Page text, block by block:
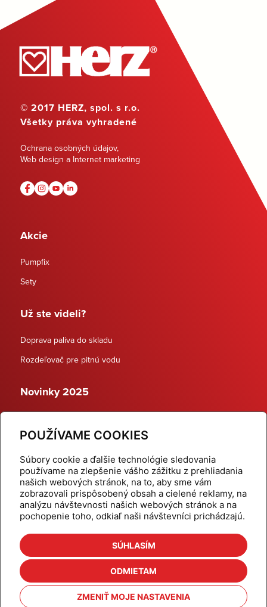
POUŽÍVAME COOKIES
Súbory cookie a ďalšie technológie sledovania
používame na zlepšenie vášho zážitku z prehliadania
našich webových stránok, na to, aby sme vám
zobrazovali prispôsobený obsah a cielené reklamy, na
analýzu návštevnosti našich webových stránok a na
pochopenie toho, odkiaľ naši návštevníci prichádzajú.
SÚHLASÍM
ODMIETAM
ZMENIŤ MOJE NASTAVENIA
© 2017 HERZ, spol. s r.o.
Všetky práva vyhradené
Ochrana osobných údajov,
Web design a Internet marketing
Akcie
Pumpfix
Sety
Už ste videli?
Doprava paliva do skladu
Rozdeľovač pre pitnú vodu
Novinky 2025
Dynamické termostatické ventily
Domov
Produkty
Aktuality
Odber šikovné tipy
Kalkulačky
Cenníky
Na stiahnutie
Referencie
Kontakt